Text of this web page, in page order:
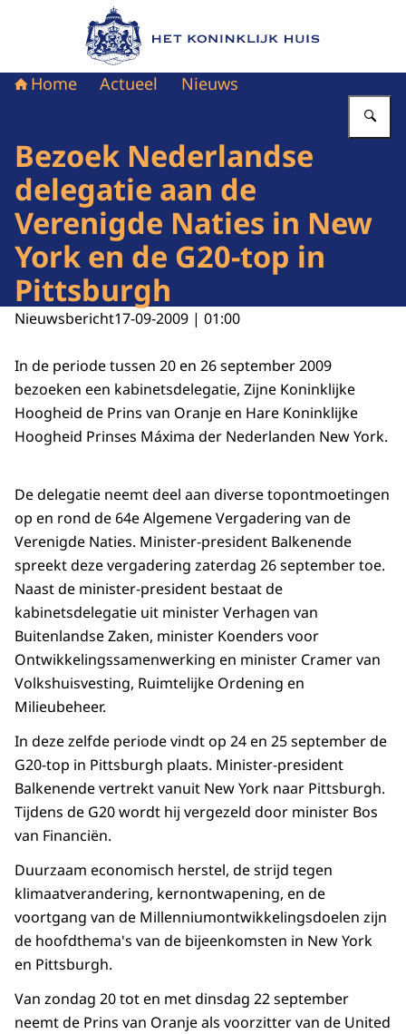
Naar de homepage van Het Koninklijk Huis
Home Actueel Nieuws
Bezoek Nederlandse
delegatie aan de
Verenigde Naties in New
York en de G20-top in
Pittsburgh
Nieuwsbericht17-09-2009 | 01:00
In de periode tussen 20 en 26 september 2009
bezoeken een kabinetsdelegatie, Zijne Koninklijke
Hoogheid de Prins van Oranje en Hare Koninklijke
Hoogheid Prinses Máxima der Nederlanden New York.
De delegatie neemt deel aan diverse topontmoetingen
op en rond de 64e Algemene Vergadering van de
Verenigde Naties. Minister-president Balkenende
spreekt deze vergadering zaterdag 26 september toe.
Naast de minister-president bestaat de
kabinetsdelegatie uit minister Verhagen van
Buitenlandse Zaken, minister Koenders voor
Ontwikkelingssamenwerking en minister Cramer van
Volkshuisvesting, Ruimtelijke Ordening en
Milieubeheer.
In deze zelfde periode vindt op 24 en 25 september de
G20-top in Pittsburgh plaats. Minister-president
Balkenende vertrekt vanuit New York naar Pittsburgh.
Tijdens de G20 wordt hij vergezeld door minister Bos
van Financiën.
Duurzaam economisch herstel, de strijd tegen
klimaatverandering, kernontwapening, en de
voortgang van de Millenniumontwikkelingsdoelen zijn
de hoofdthema's van de bijeenkomsten in New York
en Pittsburgh.
Van zondag 20 tot en met dinsdag 22 september
neemt de Prins van Oranje als voorzitter van de United